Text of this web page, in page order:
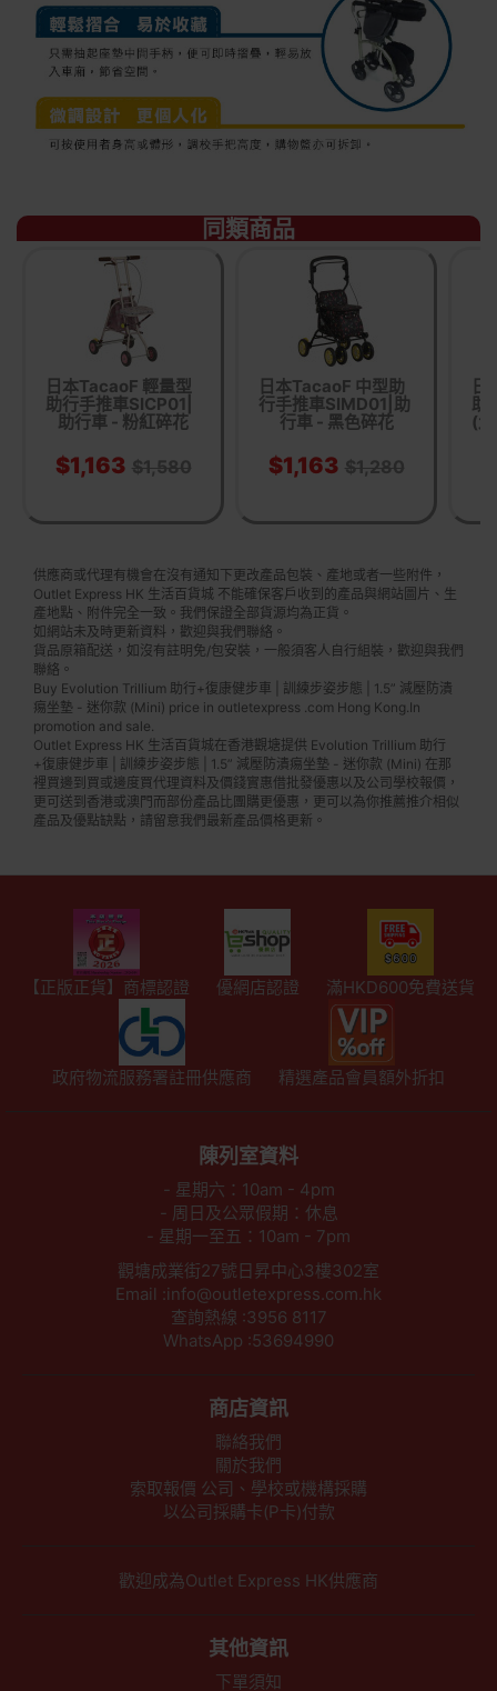
同類商品
日本TacaoF 輕量型
助行手推車SICP01|
助行車 - 粉紅碎花
$1,163 $1,580
日本TacaoF 中型助
行手推車SIMD01|助
行車 - 黑色碎花
$1,163 $1,280
日
助
(
供應商或代理有機會在沒有通知下更改產品包裝、產地或者一些附件，
Outlet Express HK 生活百貨城 不能確保客戶收到的產品與網站圖片、生
產地點、附件完全一致。我們保證全部貨源均為正貨。
如網站未及時更新資料，歡迎與我們聯絡。
貨品原箱配送，如沒有註明免/包安裝，一般須客人自行組裝，歡迎與我們
聯絡。
Buy Evolution Trillium 助行+復康健步車 | 訓練步姿步態 | 1.5” 減壓防潰
痬坐墊 - 迷你款 (Mini) price in outletexpress .com Hong Kong.In
promotion and sale.
Outlet Express HK 生活百貨城在香港觀塘提供 Evolution Trillium 助行
+復康健步車 | 訓練步姿步態 | 1.5” 減壓防潰痬坐墊 - 迷你款 (Mini) 在那
裡買邊到買或邊度買代理資料及價錢實惠借批發優惠以及公司學校報價，
更可送到香港或澳門而部份產品比團購更優惠，更可以為你推薦推介相似
產品及優點缺點，請留意我們最新產品價格更新。
【正版正貨】商標認證 優網店認證 滿HKD600免費送貨
政府物流服務署註冊供應商 精選產品會員額外折扣
陳列室資料
- 星期六：10am - 4pm
- 周日及公眾假期：休息
- 星期一至五：10am - 7pm
觀塘成業街27號日昇中心3樓302室
Email :info@outletexpress.com.hk
查詢熱線 :3956 8117
WhatsApp :53694990
商店資訊
聯絡我們
關於我們
索取報價 公司、學校或機構採購
以公司採購卡(P卡)付款
歡迎成為Outlet Express HK供應商
其他資訊
下單須知